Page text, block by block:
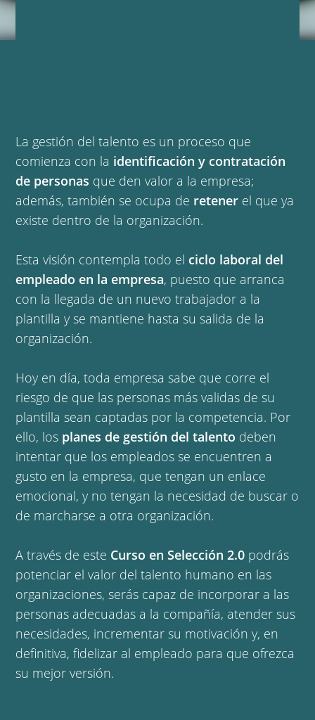
La gestión del talento es un proceso que
comienza con la identificación y contratación
de personas que den valor a la empresa;
además, también se ocupa de retener el que ya
existe dentro de la organización.
Esta visión contempla todo el ciclo laboral del
empleado en la empresa, puesto que arranca
con la llegada de un nuevo trabajador a la
plantilla y se mantiene hasta su salida de la
organización.
Hoy en día, toda empresa sabe que corre el
riesgo de que las personas más validas de su
plantilla sean captadas por la competencia. Por
ello, los planes de gestión del talento deben
intentar que los empleados se encuentren a
gusto en la empresa, que tengan un enlace
emocional, y no tengan la necesidad de buscar o
de marcharse a otra organización.
A través de este Curso en Selección 2.0 podrás
potenciar el valor del talento humano en las
organizaciones, serás capaz de incorporar a las
personas adecuadas a la compañía, atender sus
necesidades, incrementar su motivación y, en
definitiva, fidelizar al empleado para que ofrezca
su mejor versión.